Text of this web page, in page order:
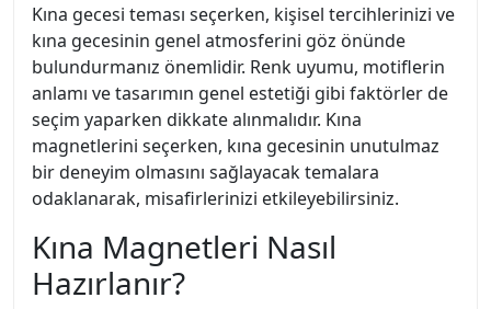
Kına gecesi teması seçerken, kişisel tercihlerinizi ve
kına gecesinin genel atmosferini göz önünde
bulundurmanız önemlidir. Renk uyumu, motiflerin
anlamı ve tasarımın genel estetiği gibi faktörler de
seçim yaparken dikkate alınmalıdır. Kına
magnetlerini seçerken, kına gecesinin unutulmaz
bir deneyim olmasını sağlayacak temalara
odaklanarak, misafirlerinizi etkileyebilirsiniz.
Kına Magnetleri Nasıl
Hazırlanır?